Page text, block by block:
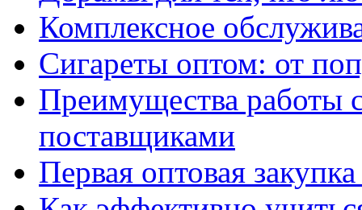
Комплексное
Сигареты оптом: от
Преимущества работы
поставщиками
Первая оптовая